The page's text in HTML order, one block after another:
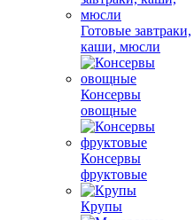
Готовые завтраки,
каши, мюсли
Консервы
овощные
Консервы
фруктовые
Крупы